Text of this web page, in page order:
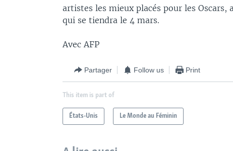
artistes les mieux placés pour les Oscars,
qui se tiendra le 4 mars.
Avec AFP
Partager Follow us Print
This item is part of
États-Unis Le Monde au Féminin